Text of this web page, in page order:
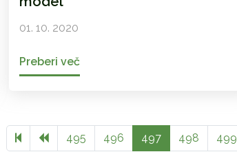
01. 10. 2020
Preberi več
Previous page
495 496 497 498 499